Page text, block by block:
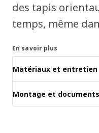
des tapis
temps, même
En savoir plus
Matériaux et entretien
Montage et documents